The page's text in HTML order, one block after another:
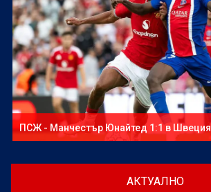
ПСЖ - Манчестър Юнайтед 1:1 в Швеция
АКТУАЛНО